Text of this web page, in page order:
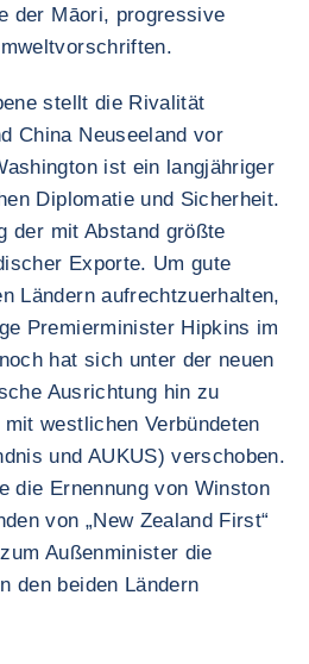
der Māori, progressive
stellt die Rivalität
China Neuseeland vor
ist ein langjähriger
Diplomatie und Sicherheit.
der mit Abstand größte
Exporte. Um gute
Ländern aufrechtzuerhalten,
Premierminister Hipkins im
hat sich unter der neuen
Ausrichtung hin zu
westlichen Verbündeten
und AUKUS) verschoben.
die Ernennung von Winston
von „New Zealand First“
Außenminister die
den beiden Ländern